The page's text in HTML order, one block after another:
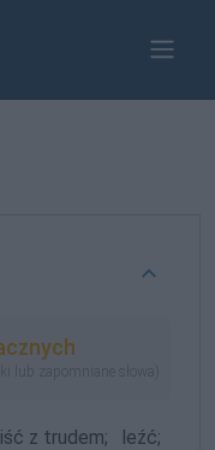
lub zapomniane słowa)
iść z trudem;
leźć;